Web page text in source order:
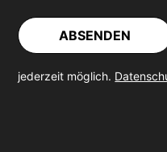
ABSENDEN
jederzeit möglich.